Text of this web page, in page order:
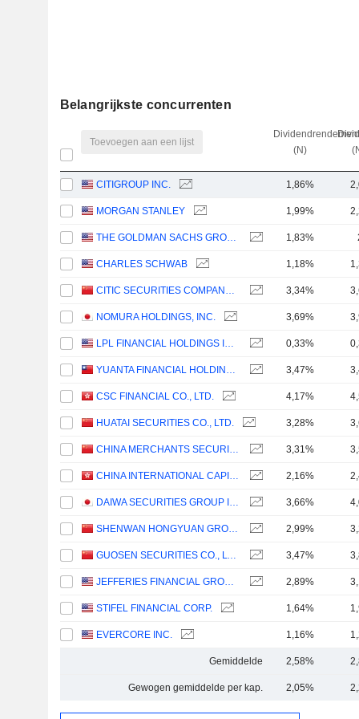
Belangrijkste concurrenten
Toevoegen aan een lijst
(N)
CITIGROUP INC. 1,86%
MORGAN STANLEY 1,99%
THE GOLDMAN SACHS GROUP, INC. 1,83%
CHARLES SCHWAB 1,18%
CITIC SECURITIES COMPANY LIMITED 3,34%
NOMURA HOLDINGS, INC. 3,69%
LPL FINANCIAL HOLDINGS INC. 0,33%
YUANTA FINANCIAL HOLDING CO., LTD. 3,47%
CSC FINANCIAL CO., LTD. 4,17%
HUATAI SECURITIES CO., LTD. 3,28%
CHINA MERCHANTS SECURITIES CO., LTD. 3,31%
CHINA INTERNATIONAL CAPITAL CORPORATION LIMITED 2,16%
DAIWA SECURITIES GROUP INC. 3,66%
SHENWAN HONGYUAN GROUP CO., LTD. 2,99%
GUOSEN SECURITIES CO., LTD. 3,47%
JEFFERIES FINANCIAL GROUP INC. 2,89%
STIFEL FINANCIAL CORP. 1,64%
EVERCORE INC. 1,16%
Gemiddelde 2,58%
Gewogen gemiddelde per kap. 2,05%